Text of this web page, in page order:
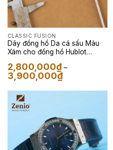
CLASSIC FUSION
Dây đồng hồ Da cá sấu Màu
Xám cho đồng hồ Hublot
2,800,000₫ –
3,900,000₫Khoảng
giá: